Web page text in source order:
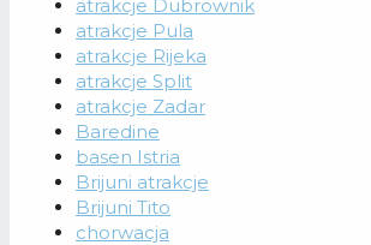
atrakcje Dubrownik
atrakcje Pula
atrakcje Rijeka
atrakcje Split
atrakcje Zadar
Baredine
basen Istria
Brijuni atrakcje
Brijuni Tito
chorwacja